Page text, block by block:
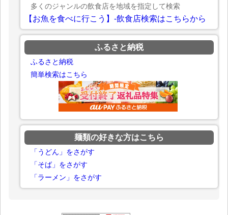
多くのジャンルの飲食店を地域を指定して検索
【お魚を食べに行こう】-飲食店検索はこちらから
ふるさと納税
ふるさと納税
簡単検索はこちら
麺類の好きな方はこちら
「うどん」をさがす
「そば」をさがす
「ラーメン」をさがす